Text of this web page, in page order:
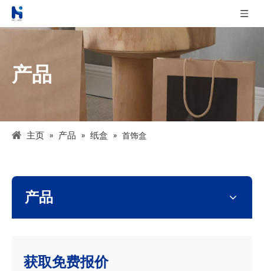
产品
主页 » 产品 » 纸盒 » 首饰盒
产品
获取免费报价